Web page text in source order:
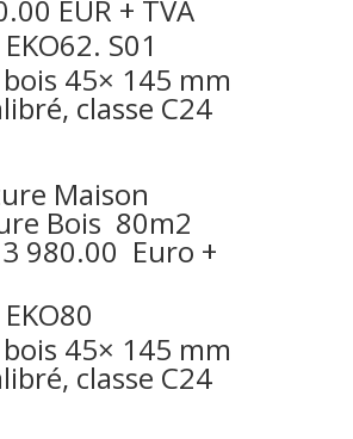
EUR + TVA
S01
45× 145 mm
classe C24
Maison
Bois 80m2
980.00 Euro +
45× 145 mm
classe C24